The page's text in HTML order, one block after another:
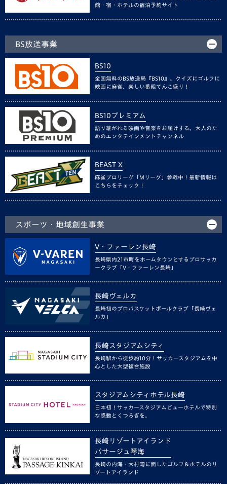
館・宿・ホテルの宿泊予約サイト
BS放送事業
BS10
全国無料のBS放送局『BS10』。クイズにゴルフに
映画に麻雀、楽しい番組てんこ盛り！
BS10プレミアム
語り継がれる映画や音楽をお届けする、大人のた
めのエンタテインメントチャンネル
BEAST X
麻雀プロリーグ「Mリーグ」参戦中！最新情報は
こちらをチェック！
スポーツ・地域創生事業
V・ファーレン長崎
長崎県内21市町をホームタウンとするプロサッカ
ークラブ「V・ファーレン長崎」
長崎ヴェルカ
長崎初のプロバスケットボールクラブ「長崎ヴェ
ルカ」
長崎スタジアムシティ
長崎駅から徒歩約10分！サッカースタジアムを中
心とした大型複合施設
スタジアムシティホテル長崎
日本初！サッカースタジアムビューホテルで特別
な感動とくつろぎを。
長崎リゾートアイランド
パサージュ琴海
長崎の内海・大村湾に面したゴルフ＆ホテルのリ
ゾートアイランド